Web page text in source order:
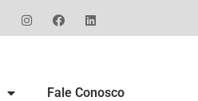
Fale Conosco